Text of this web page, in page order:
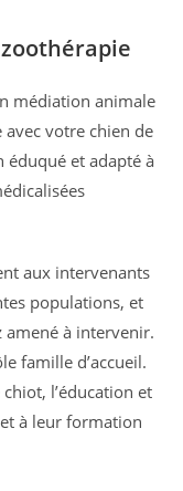
médiation animale
avec votre chien de
éduqué et adapté à
aux intervenants
populations, et
amené à intervenir.
famille d’accueil.
l’éducation et
à leur formation